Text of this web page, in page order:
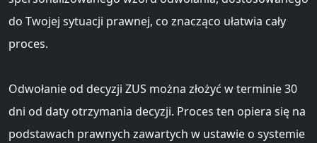
do Twojej sytuacji prawnej, co znacząco ułatwia cały
proces.
Odwołanie od decyzji ZUS można złożyć w terminie 30
dni od daty otrzymania decyzji. Proces ten opiera się na
podstawach prawnych zawartych w ustawie o systemie